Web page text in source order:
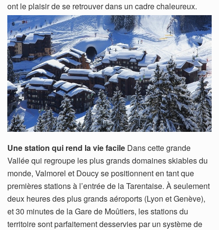
ont le plaisir de se retrouver dans un cadre chaleureux.
Une station qui rend la vie facile Dans cette grande
Vallée qui regroupe les plus grands domaines skiables du
monde, Valmorel et Doucy se positionnent en tant que
premières stations à l’entrée de la Tarentaise. À seulement
deux heures des plus grands aéroports (Lyon et Genève),
et 30 minutes de la Gare de Moûtiers, les stations du
territoire sont parfaitement desservies par un système de